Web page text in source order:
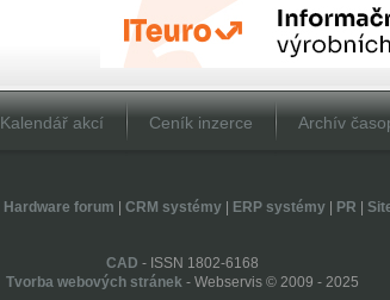
Kalendář akcí Ceník inzerce Archív
Hardware forum CRM systémy| ERP systémy| PR
CAD - ISSN 1802-6168
Tvorba webových stránek - Webservis © 2009 - 2025